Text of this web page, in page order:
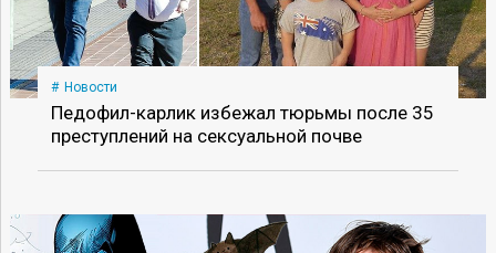
Новости
Педофил-карлик избежал тюрьмы после 35
преступлений на сексуальной почве